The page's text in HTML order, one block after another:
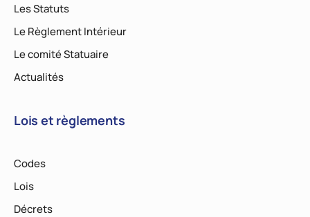
Les Statuts
Le Règlement Intérieur
Le comité Statuaire
Actualités
Lois et règlements
Codes
Lois
Décrets